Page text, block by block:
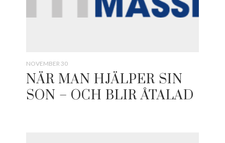
NOVEMBER 30
NÄR MAN HJÄLPER SIN
SON – OCH BLIR ÅTALAD